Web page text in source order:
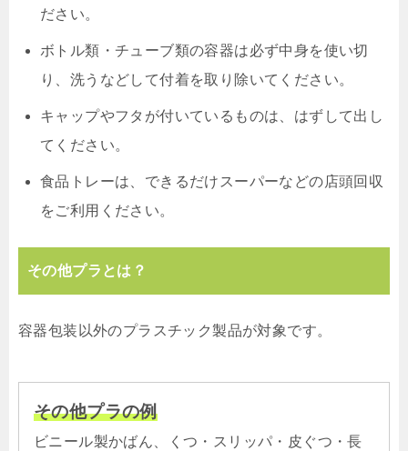
ださい。
ボトル類・チューブ類の容器は必ず中身を使い切
り、洗うなどして付着を取り除いてください。
キャップやフタが付いているものは、はずして出し
てください。
食品トレーは、できるだけスーパーなどの店頭回収
をご利用ください。
その他プラとは？
容器包装以外のプラスチック製品が対象です。
その他プラの例
ビニール製かばん、くつ・スリッパ・皮ぐつ・長